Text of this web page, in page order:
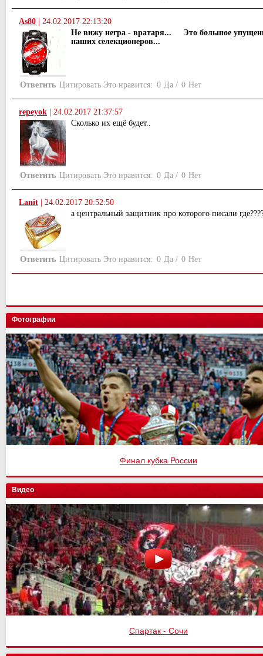
As80
24.02.2017 22:13:20
Не вижу негра - вратаря... Это большое
наших селекционеров...
Ответить Цитировать Это нравится: 0 Да / 0 Нет
repeyok
24.02.2017 21:37:57
Сколько их ещё будет..
Ответить Цитировать Это нравится: 0 Да / 0 Нет
Lanit | 24.02.2017 20:52:50
а центральный защитник про которого писали
Ответить Цитировать Это нравится: 0 Да / 0 Нет
Фотографии
Финал кубка России
Видео
Спартак - Сочи